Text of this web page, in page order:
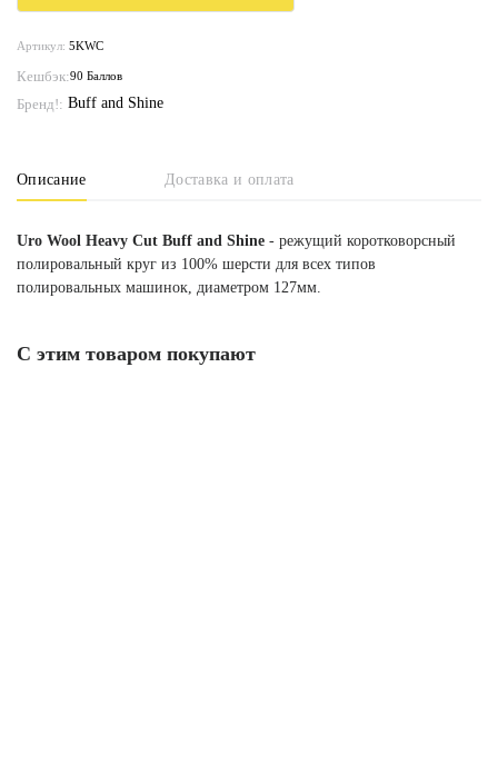
Артикул: 5KWC
Кешбэк:90 Баллов
Бренд!: Buff and Shine
Описание Доставка и оплата
Uro Wool Heavy Cut Buff and Shine - режущий коротковорсный
полировальный круг из 100% шерсти для всех типов
полировальных машинок, диаметром 127мм.
С этим товаром покупают